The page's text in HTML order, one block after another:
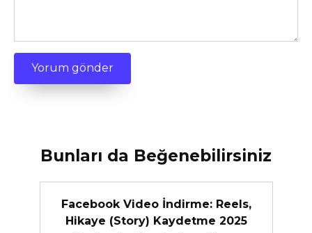
Bunları da Beğenebilirsiniz
Facebook Video İndirme: Reels,
Hikaye (Story) Kaydetme 2025